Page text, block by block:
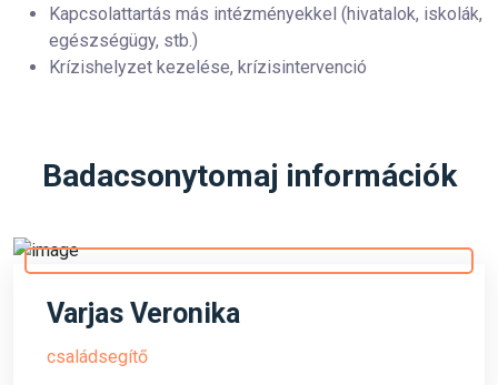
Kapcsolattartás más intézményekkel (hivatalok, iskolák,
egészségügy, stb.)
Krízishelyzet kezelése, krízisintervenció
Badacsonytomaj információk
Varjas Veronika
családsegítő